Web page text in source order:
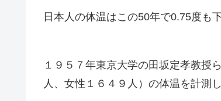
日本人の体温はこの50年で0.75度も
１９５７年東京大学の田坂定孝教授
人、女性１６４９人）の体温を計測し